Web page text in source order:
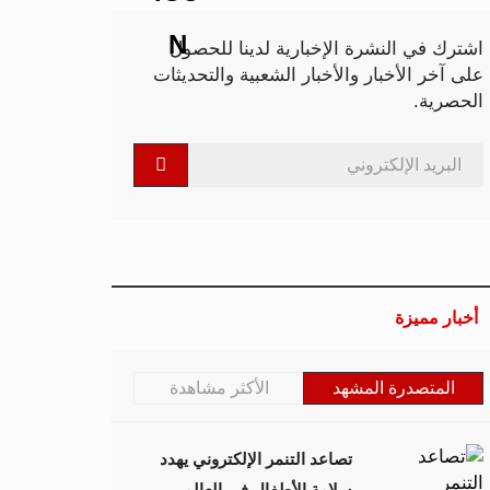
اشترك في النشرة الإخبارية لدينا للحصول
على آخر الأخبار والأخبار الشعبية والتحديثات
الحصرية.
أخبار مميزة
المتصدرة المشهد الأكثر مشاهدة
تصاعد التنمر الإلكتروني يهدد